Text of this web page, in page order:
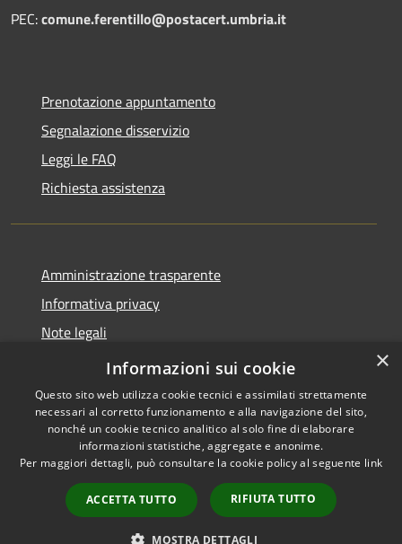
PEC:comune.ferentillo@postacert.umbria.it
Prenotazione appuntamento
Segnalazione disservizio
Leggi le FAQ
Richiesta assistenza
Amministrazione trasparente
Informativa privacy
Note legali
Dichiarazione di accessibilità
Accessibilità
Copyright © 2026 • Comune di
Ferentillo • Powered by
Municipium•
Accesso
redazione
×
Informazioni sui cookie
Questo sito web utilizza cookie tecnici e assimilati strettamente
necessari al corretto funzionamento e alla navigazione del sito,
nonché un cookie tecnico analitico al solo fine di elaborare
informazioni statistiche, aggregate e anonime.
Per maggiori dettagli, può consultare la cookie policy al seguente link
ACCETTA TUTTO RIFIUTA TUTTO
MOSTRA DETTAGLI